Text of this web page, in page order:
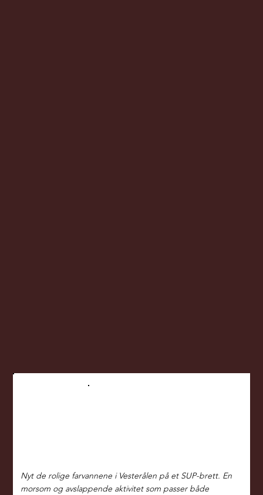
Nyt de rolige farvannene i Vesterålen på et SUP-brett. En
morsom og avslappende aktivitet som passer både